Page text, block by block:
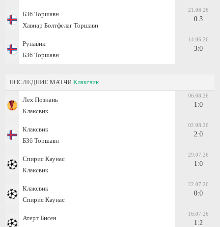
Б36 Торшавн
Хавнар Болтфелаг Торшавн
21.06.26
0:3
Рунавик
Б36 Торшавн
14.06.26
3:0
ПОСЛЕДНИЕ МАТЧИ Клаксвик
Лех Познань
Клаксвик
06.08.26
1:0
Клаксвик
Б36 Торшавн
02.08.26
2:0
Спирис Каунас
Клаксвик
29.07.26
1:0
Клаксвик
Спирис Каунас
22.07.26
0:0
Атерт Бисен
16.07.26
1:2